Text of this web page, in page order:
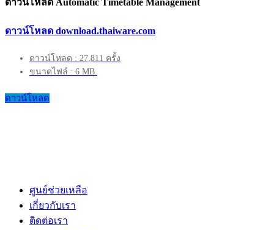
ดาวน์โหลด Automatic Timetable Management
ดาวน์โหลด download.thaiware.com
ดาวน์โหลด : 27,811 ครั้ง
ขนาดไฟล์ : 6 MB.
ดาวน์โหลด
ศูนย์ช่วยเหลือ
เกี่ยวกับเรา
ติดต่อเรา